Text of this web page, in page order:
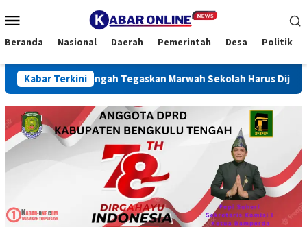
ke
Mobile
Beranda Nasional Daerah Pemerintah Desa Politik
Kabar Terkini
Tengah Tegaskan Marwah Sekolah Harus Dijaga
Pepi suheri anggota DPRD
selamat